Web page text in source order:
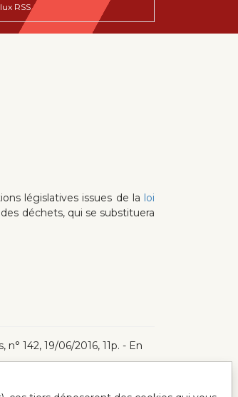
RSS
législatives issues de la loi
déchets, qui se substituera
142, 19/06/2016, 11p. - En